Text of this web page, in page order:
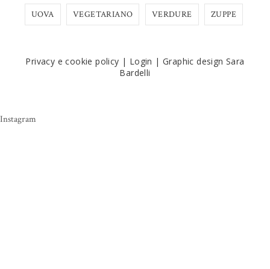
UOVA VEGETARIANO VERDURE ZUPPE
Privacy e cookie policy | Login | Graphic design Sara
Bardelli
Instagram